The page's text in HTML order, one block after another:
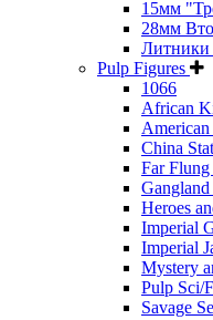
15мм
28мм
Литники
Pulp Figures
1066
African
China
Far Flung
Gangland
Heroes
Imperial
Imperial
Mystery
Pulp Sci/
Savage